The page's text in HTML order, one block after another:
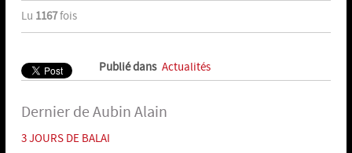
Lu 1167fois
Publié dans Actualités
Dernier de Aubin Alain
3 JOURS DE BALAI